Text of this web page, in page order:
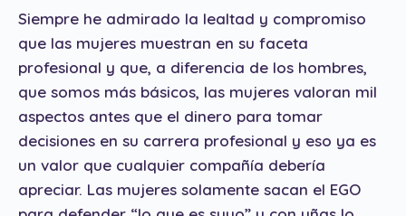
Siempre he admirado la lealtad y compromiso
que las mujeres muestran en su faceta
profesional y que, a diferencia de los hombres,
que somos más básicos, las mujeres valoran mil
aspectos antes que el dinero para tomar
decisiones en su carrera profesional y eso ya es
un valor que cualquier compañía debería
apreciar. Las mujeres solamente sacan el EGO